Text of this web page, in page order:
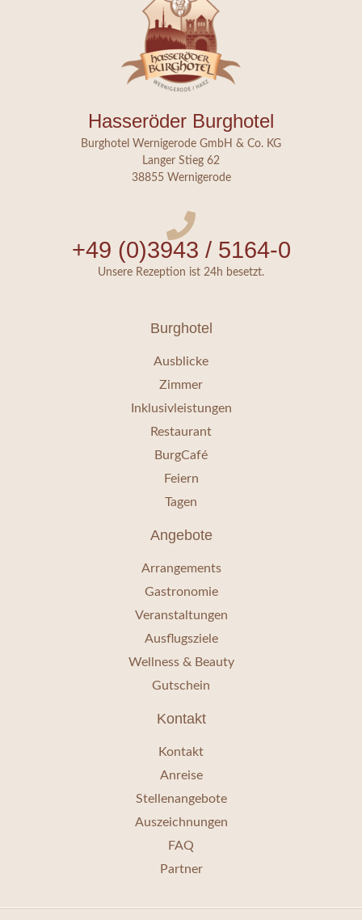
Hasseröder Burghotel
Burghotel Wernigerode GmbH & Co. KG
Langer Stieg 62
38855 Wernigerode
+49 (0)3943 / 5164-0
Unsere Rezeption ist 24h besetzt.
Burghotel
Ausblicke
Zimmer
Inklusivleistungen
Restaurant
BurgCafé
Feiern
Tagen
Angebote
Arrangements
Gastronomie
Veranstaltungen
Ausflugsziele
Wellness & Beauty
Gutschein
Kontakt
Kontakt
Anreise
Stellenangebote
Auszeichnungen
FAQ
Partner